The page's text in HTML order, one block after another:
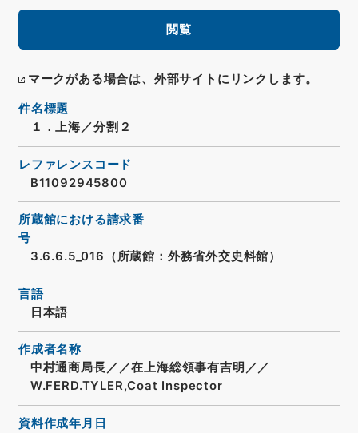
閲覧
マークがある場合は、外部サイトにリンクします。
件名標題
１．上海／分割２
レファレンスコード
B11092945800
所蔵館における請求番
号
3.6.6.5_016（所蔵館：外務省外交史料館）
言語
日本語
作成者名称
中村通商局長／／在上海総領事有吉明／／
W.FERD.TYLER,Coat Inspector
資料作成年月日